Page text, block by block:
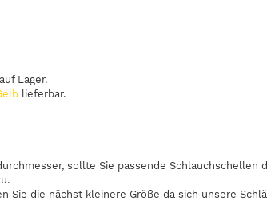
auf Lager.
lieferbar.
sollte Sie passende Schlauchschellen
Sie die nächst kleinere Größe da sich unsere